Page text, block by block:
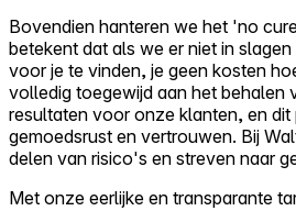
Bovendien hanteren we het 'no
betekent dat als we er niet in
voor je te vinden, je geen kosten
volledig toegewijd aan het behalen
resultaten voor onze klanten, en dit
gemoedsrust en vertrouwen. Bij
delen van risico's en streven naar
Met onze eerlijke en transparante